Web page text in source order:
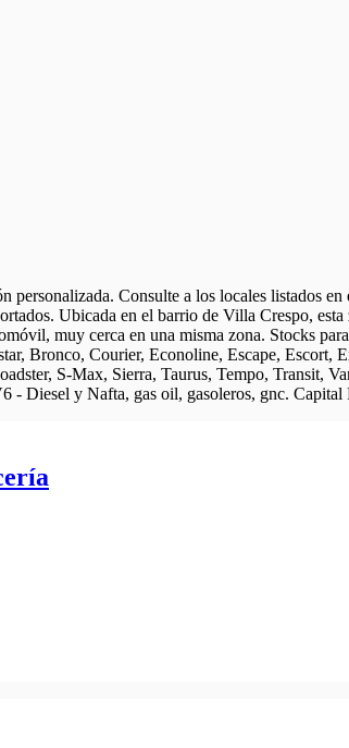
Consulte a los locales listados
Ubicada en el barrio de Villa Crespo, esta
muy cerca en una misma zona. Stocks
Bronco, Courier, Econoline, Escape,
S-Max, Sierra, Taurus, Tempo, Transit,
Diesel y Nafta, gas oil, gasoleros, gnc. Capital